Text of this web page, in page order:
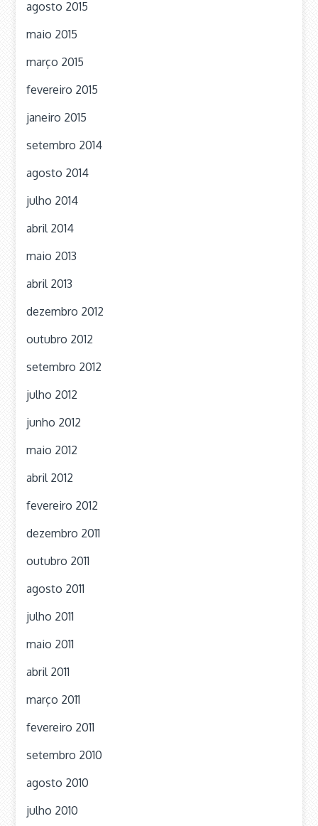
agosto 2015
maio 2015
março 2015
fevereiro 2015
janeiro 2015
setembro 2014
agosto 2014
julho 2014
abril 2014
maio 2013
abril 2013
dezembro 2012
outubro 2012
setembro 2012
julho 2012
junho 2012
maio 2012
abril 2012
fevereiro 2012
dezembro 2011
outubro 2011
agosto 2011
julho 2011
maio 2011
abril 2011
março 2011
fevereiro 2011
setembro 2010
agosto 2010
julho 2010